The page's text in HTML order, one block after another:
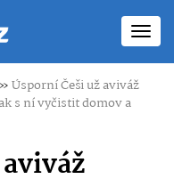
»Úsporní Češi už aviváž
s ní vyčistit domov a